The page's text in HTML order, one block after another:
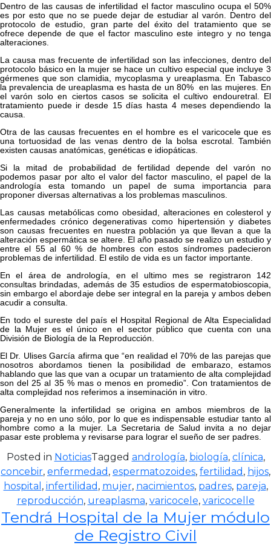
Dentro de las causas de infertilidad el factor masculino ocupa el 50%
es por esto que no se puede dejar de estudiar al varón. Dentro del
protocolo de estudio, gran parte del éxito del tratamiento que se
ofrece depende de que el factor masculino este integro y no tenga
alteraciones.
La causa mas frecuente de infertilidad son las infecciones, dentro del
protocolo básico en la mujer se hace un cultivo especial que incluye 3
gérmenes que son clamidia, mycoplasma y ureaplasma. En Tabasco
la prevalencia de ureaplasma es hasta de un 80% en las mujeres. En
el varón solo en ciertos casos se solicita el cultivo endouretral. El
tratamiento puede ir desde 15 días hasta 4 meses dependiendo la
causa.
Otra de las causas frecuentes en el hombre es el varicocele que es
una tortuosidad de las venas dentro de la bolsa escrotal. También
existen causas anatómicas, genéticas e idiopáticas.
Si la mitad de probabilidad de fertilidad depende del varón no
podemos pasar por alto el valor del factor masculino, el papel de la
andrología esta tomando un papel de suma importancia para
proponer diversas alternativas a los problemas masculinos.
Las causas metabólicas como obesidad, alteraciones en colesterol y
enfermedades crónico degenerativas como hipertensión y diabetes
son causas frecuentes en nuestra población ya que llevan a que la
alteración espermática se altere. El año pasado se realizo un estudio y
entre el 55 al 60 % de hombres con estos síndromes padecieron
problemas de infertilidad. El estilo de vida es un factor importante.
En el área de andrología, en el ultimo mes se registraron 142
consultas brindadas, además de 35 estudios de espermatobioscopia,
sin embargo el abordaje debe ser integral en la pareja y ambos deben
acudir a consulta.
En todo el sureste del país el Hospital Regional de Alta Especialidad
de la Mujer es el único en el sector público que cuenta con una
División de Biología de la Reproducción.
El Dr. Ulises García afirma que “en realidad el 70% de las parejas que
nosotros abordamos tienen la posibilidad de embarazo, estamos
hablando que las que van a ocupar un tratamiento de alta complejidad
son del 25 al 35 % mas o menos en promedio”. Con tratamientos de
alta complejidad nos referimos a inseminación in vitro.
Generalmente la infertilidad se origina en ambos miembros de la
pareja y no en uno sólo, por lo que es indispensable estudiar tanto al
hombre como a la mujer. La Secretaria de Salud invita a no dejar
pasar este problema y revisarse para lograr el sueño de ser padres.
Posted in NoticiasTagged andrología, biología, clínica,
concebir, enfermedad , espermatozoides, fertilidad , hijos,
hospital , infertilidad , mujer, nacimientos, padres, pareja,
reproducción, ureaplasma, varicocele, varicocelle
Tendrá Hospital de la Mujer módulo
de Registro Civil